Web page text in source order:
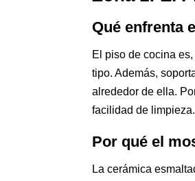
Qué enfrenta
El piso de cocina
tipo. Además,
alrededor de ella.
facilidad de limpieza.
Por qué el
La cerámica